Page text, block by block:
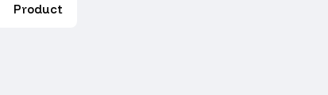
smoke
Product